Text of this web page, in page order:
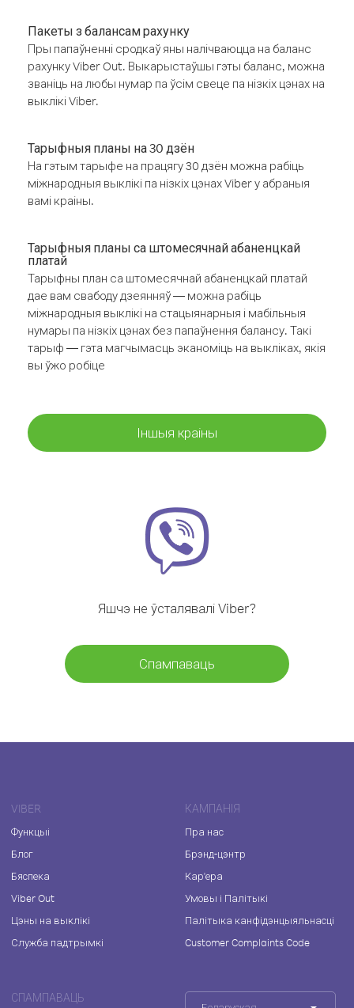
Пакеты з балансам рахунку
Пры папаўненні сродкаў яны налічваюцца на баланс
рахунку Viber Out. Выкарыстаўшы гэты баланс, можна
званіць на любы нумар па ўсім свеце па нізкіх цэнах на
выклікі Viber.
Тарыфныя планы на 30 дзён
На гэтым тарыфе на працягу 30 дзён можна рабіць
міжнародныя выклікі па нізкіх цэнах Viber у абраныя
вамі краіны.
Тарыфныя планы са штомесячнай абаненцкай
платай
Тарыфны план са штомесячнай абаненцкай платай
дае вам свабоду дзеянняў — можна рабіць
міжнародныя выклікі на стацыянарныя і мабільныя
нумары па нізкіх цэнах без папаўнення балансу. Такі
тарыф — гэта магчымасць эканоміць на выкліках, якія
вы ўжо робіце
Іншыя краіны
Яшчэ не ўсталявалі Viber?
Спампаваць
VIBER
Функцыі
Блог
Бяспека
Viber Out
Цэны на выклікі
Служба падтрымкі
КАМПАНІЯ
Пра нас
Брэнд-цэнтр
Кар'ера
Умовы і Палітыкі
Палітыка канфідэнцыяльнасці
Customer Complaints Code
СПАМПАВАЦЬ